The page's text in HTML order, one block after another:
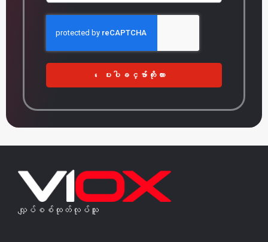
ေပးပါခင္ဗ်ာကိုးကား
လျှပ်စစ်ထုတ်လုပ်သူ